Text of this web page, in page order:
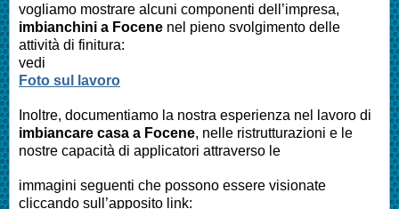
vogliamo mostrare alcuni componenti dell’impresa,
imbianchini a Focene nel pieno svolgimento delle
attività di finitura:
vedi
Foto sul lavoro
Inoltre, documentiamo la nostra esperienza nel lavoro di
imbiancare casa a Focene, nelle ristrutturazioni e le
nostre capacità di applicatori attraverso le
immagini seguenti che possono essere visionate
cliccando sull’apposito link: